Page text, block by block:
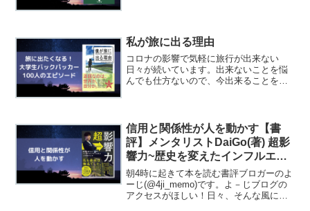
が...
私が旅に出る理由
コロナの影響で気軽に旅行が出来ない
日々が続いています。出来ないことを悩
んでも仕方ないので、今出来ることをし
が旅に出る理由 /いろは出...
信用と関係性が人を動かす【書
評】メンタリストDaiGo(著) 超影
響力~歴史を変えたインフルエン
サーに学ぶ人の動かし方
朝4時に起きて本を読む書評ブロガーのよ
ーじ(@4ji_memo)です。よ－じブログの
アクセスがほしい！日々、そんな風に思